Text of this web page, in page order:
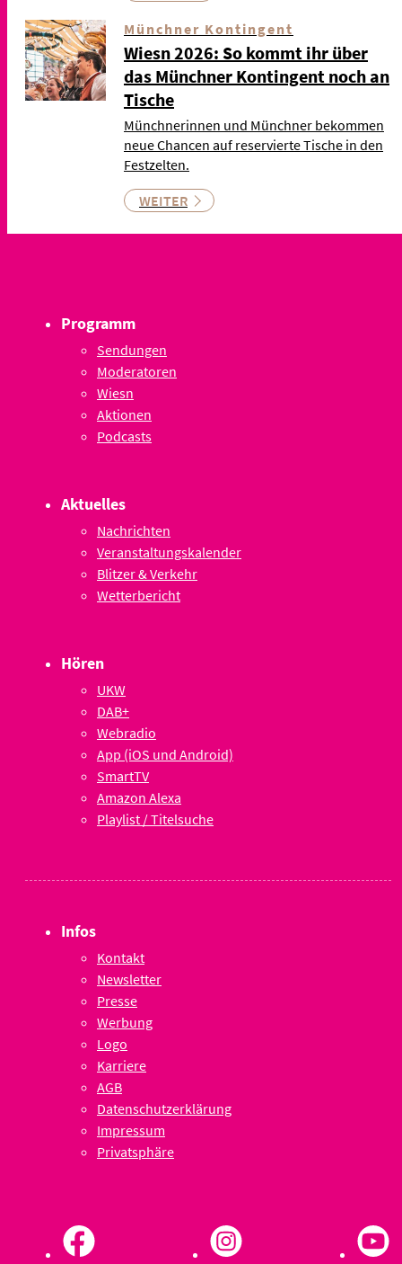
Münchner Kontingent
Wiesn 2026: So kommt ihr über
das Münchner Kontingent noch an
Tische
Münchnerinnen und Münchner bekommen
neue Chancen auf reservierte Tische in den
Festzelten.
WEITER
Programm
Sendungen
Moderatoren
Wiesn
Aktionen
Podcasts
Aktuelles
Nachrichten
Veranstaltungskalender
Blitzer & Verkehr
Wetterbericht
Hören
UKW
DAB+
Webradio
App (iOS und Android)
SmartTV
Amazon Alexa
Playlist / Titelsuche
Infos
Kontakt
Newsletter
Presse
Werbung
Logo
Karriere
AGB
Datenschutzerklärung
Impressum
Privatsphäre